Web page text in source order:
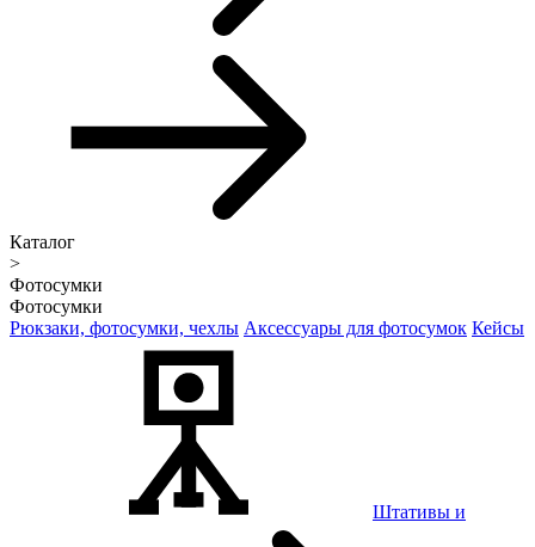
Каталог
>
Фотосумки
Фотосумки
Рюкзаки, фотосумки, чехлы Аксессуары для фотосумок Кейсы
Штативы и